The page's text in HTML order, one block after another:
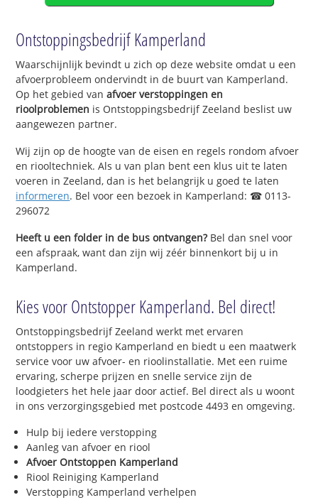
Ontstoppingsbedrijf Kamperland
Waarschijnlijk bevindt u zich op deze website omdat u een
afvoerprobleem ondervindt in de buurt van Kamperland.
Op het gebied vanafvoer verstoppingen en
rioolproblemen is Ontstoppingsbedrijf Zeeland beslist uw
aangewezen partner.
Wij zijn op de hoogte van de eisen en regels rondom afvoer
en riooltechniek. Als u van plan bent een klus uit te laten
voeren in Zeeland, dan is het belangrijk u goed te laten
informeren. Bel voor een bezoek in Kamperland: ☎ 0113-
296072
Heeft u een folder in de bus ontvangen?Bel dan snel voor
een afspraak, want dan zijn wij zéér binnenkort bij u in
Kamperland.
Kies voor Ontstopper Kamperland. Bel direct!
Ontstoppingsbedrijf Zeeland werkt met ervaren
ontstoppers in regio Kamperland en biedt u een maatwerk
service voor uw afvoer- en rioolinstallatie. Met een ruime
ervaring, scherpe prijzen en snelle service zijn de
loodgieters het hele jaar door actief. Bel direct als u woont
in ons verzorgingsgebied met postcode 4493 en omgeving.
Hulp bij iedere verstopping
Aanleg van afvoer en riool
Afvoer Ontstoppen Kamperland
Riool Reiniging Kamperland
Verstopping Kamperland verhelpen